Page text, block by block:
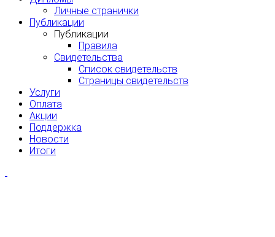
Личные странички
Публикации
Публикации
Правила
Свидетельства
Список свидетельств
Страницы свидетельств
Услуги
Оплата
Акции
Поддержка
Новости
Итоги